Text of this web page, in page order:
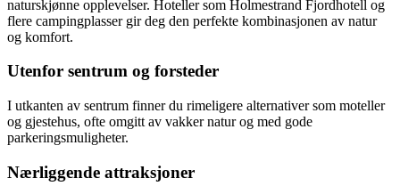
naturskjønne opplevelser. Hoteller som Holmestrand Fjordhotell og
flere campingplasser gir deg den perfekte kombinasjonen av natur
og komfort.
Utenfor sentrum og forsteder
I utkanten av sentrum finner du rimeligere alternativer som moteller
og gjestehus, ofte omgitt av vakker natur og med gode
parkeringsmuligheter.
Nærliggende attraksjoner